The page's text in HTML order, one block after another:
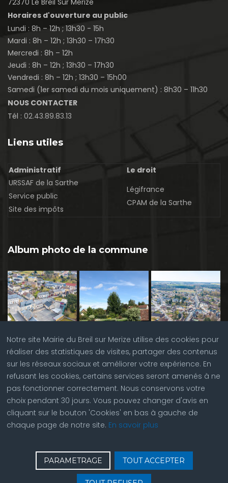
72370 Le Breil Sur Merize
Horaires d'ouverture au public
Lundi : 8h – 12h ; 13h30 - 15h
Mardi : 8h – 12h ; 13h30 – 17h30
Mercredi : 8h – 12h
Jeudi : 8h – 12h ; 13h30 – 17h30
Vendredi : 8h – 12h ; 13h30 – 15h00
Samedi (1er samedi du mois uniquement) : 8h30 – 11h30
NOUS CONTACTER
Tél : 02.43.89.83.13
Notre site Mairie du Breil sur Merize utilise des cookies pour
réaliser des statistiques de visites, partager des contenus
sur les réseaux sociaux et améliorer votre expérience. En
refusant les cookies, certains services seront amenés à ne
pas fonctionner correctement. Nous conservons votre
choix pendant 30 jours. Vous pouvez changer d'avis en
cliquant sur le bouton 'Cookies' en bas à gauche de
chaque page de notre site. En savoir plus
PARAMETRAGE TOUT ACCEPTER
Liens utiles
Administratif
Le droit
URSSAF de la Sarthe
Service public
Site des impôts
Légifrance
CPAM de la Sarthe
Album photo de la commune
Contactez nous | © Copyright 2023 |Plan du site|
Réalisation du site parABC Site Web| Seconnecter| Accès